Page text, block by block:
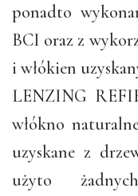
ponadto
BCI oraz z
i włókien
LENZING
włókno
uzyskane z
użyto